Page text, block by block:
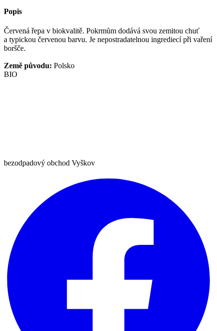
Popis
Červená řepa v biokvalitě. Pokrmům dodává svou zemitou chuť
a typickou červenou barvu. Je nepostradatelnou ingrediecí při vaření
boršče.
Země původu: Polsko
BIO
bezodpadový obchod Vyškov